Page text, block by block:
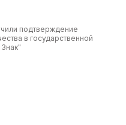
подтверждение
в государственной